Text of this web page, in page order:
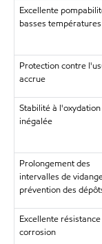
Excellente
basses températures
Protection contre
accrue
Stabilité à l'oxydation
inégalée
Prolongement des
intervalles de
prévention des
Excellente
corrosion